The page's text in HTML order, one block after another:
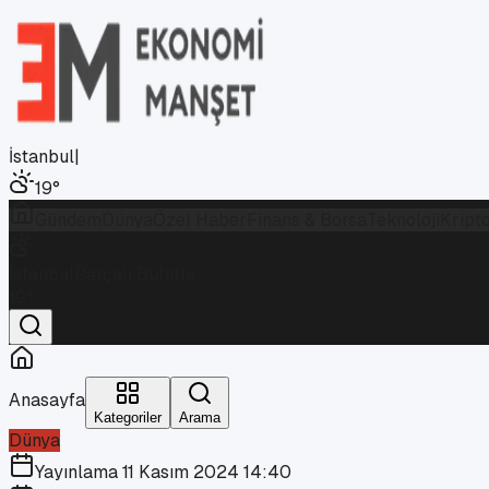
İstanbul|
19°
Anasayfa
Kategoriler Arama
Dünya
Yayınlama11 Kasım 2024 14:40